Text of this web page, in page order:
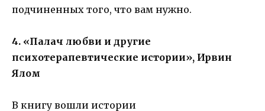
подчиненных того, что вам нужно.
4. «Палач любви и другие
психотерапевтические истории», Ирвин
Ялом
В книгу вошли истории